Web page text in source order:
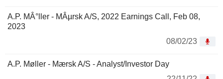
A.P. MÂ°ller - MÂµrsk A/S, 2022 Earnings Call, Feb 08,
2023
08/02/23
A.P. Møller - Mærsk A/S - Analyst/Investor Day